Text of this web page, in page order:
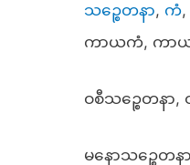
သဉ္စေတနာ, ကံ
ကာယကံ, ကာယ
ဝစီသဉ္စေတနာ
မနောသဉ္စေတ